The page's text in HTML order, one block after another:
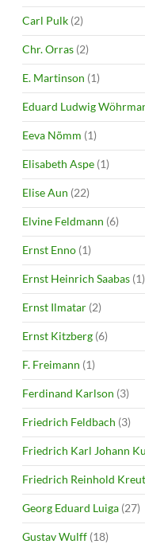
Carl Pulk (2)
Chr. Orras (2)
E. Martinson (1)
Eduard Ludwig
Eeva Nõmm (1)
Elisabeth Aspe (1)
Elise Aun (22)
Elvine Feldmann (6)
Ernst Enno (1)
Ernst Heinrich Saabas (1)
Ernst Ilmatar (2)
Ernst Kitzberg (6)
F. Freimann (1)
Ferdinand Karlson (3)
Friedrich Feldbach (3)
Friedrich Karl Johann
Friedrich Reinhold
Georg Eduard Luiga (27)
Gustav Wulff (18)